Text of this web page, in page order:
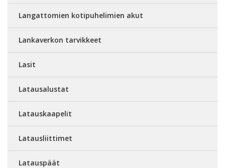
Langattomien kotipuhelimien akut
Lankaverkon tarvikkeet
Lasit
Latausalustat
Latauskaapelit
Latausliittimet
Latauspäät